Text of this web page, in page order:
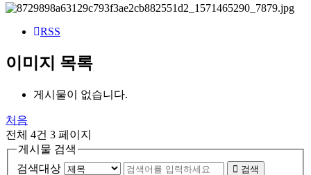
RSS
이미지 목록
게시물이 없습니다.
처음
전체 4건 3 페이지
게시물 검색
검색대상
검색